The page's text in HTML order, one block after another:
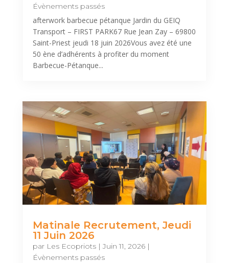
Évènements passés
afterwork barbecue pétanque Jardin du GEIQ
Transport – FIRST PARK67 Rue Jean Zay – 69800
Saint-Priest jeudi 18 juin 2026Vous avez été une
50 ène d’adhérents à profiter du moment
Barbecue-Pétanque...
Matinale Recrutement, Jeudi
11 Juin 2026
par Les Ecopriots|Juin 11, 2026|
Évènements passés